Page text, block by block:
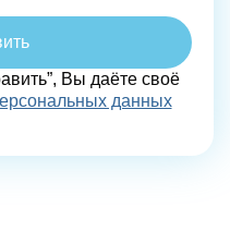
Вы даёте своё
данных